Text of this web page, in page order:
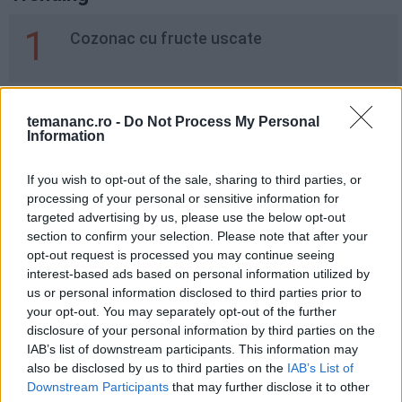
temananc.ro - Do Not Process My Personal
Information
If you wish to opt-out of the sale, sharing to third parties, or
processing of your personal or sensitive information for
targeted advertising by us, please use the below opt-out
section to confirm your selection. Please note that after your
opt-out request is processed you may continue seeing
interest-based ads based on personal information utilized by
us or personal information disclosed to third parties prior to
your opt-out. You may separately opt-out of the further
disclosure of your personal information by third parties on the
IAB’s list of downstream participants. This information may
also be disclosed by us to third parties on the IAB’s List of
Downstream Participants that may further disclose it to other
1 Cozonac cu fructe uscate
2 5 Sfaturi Pentru Gustari Sanatoase
3
Salată de varză cu mere și dressing de
iaurt
4 Prajitura Cu Clementine
5 Tort cu mousse de ciocolata